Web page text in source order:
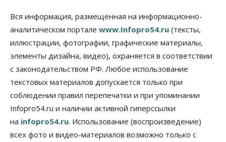
Вся информация, размещенная на информационно-
аналитическом портале www.Infopro54.ru (тексты,
иллюстрации, фотографии, графические материалы,
элементы дизайна, видео), охраняется в соответствии
с законодательством РФ. Любое использование
текстовых материалов допускается только при
соблюдении правил перепечатки и при упоминании
Infopro54.ru и наличии активной гиперссылки
на infopro54.ru. Использование (воспроизведение)
всех фото и видео-материалов возможно только с